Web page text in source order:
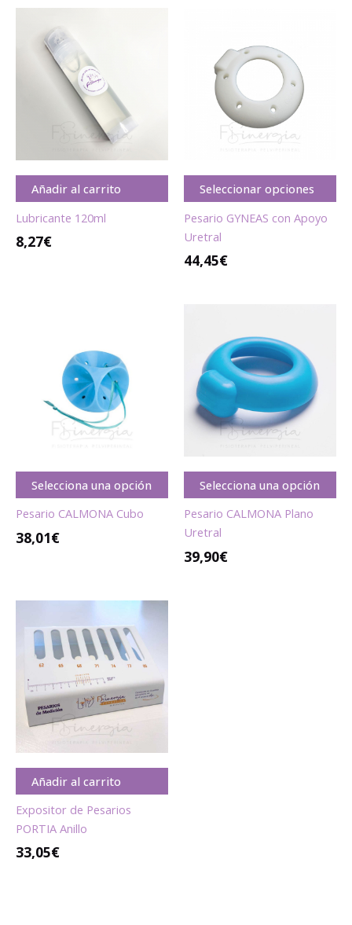
Añadir al carrito
Lubricante 120ml
8,27€
Seleccionar opciones
Pesario GYNEAS con Apoyo
Uretral
44,45€
Selecciona una opción
Pesario CALMONA Cubo
38,01€
Selecciona una opción
Pesario CALMONA Plano
Uretral
39,90€
Añadir al carrito
Expositor de Pesarios
PORTIA Anillo
33,05€